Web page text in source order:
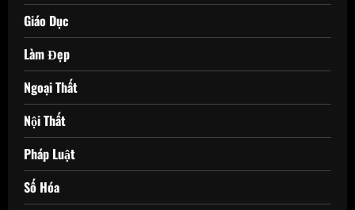
Giáo Dục
Làm Đẹp
Ngoại Thất
Nội Thất
Pháp Luật
Số Hóa